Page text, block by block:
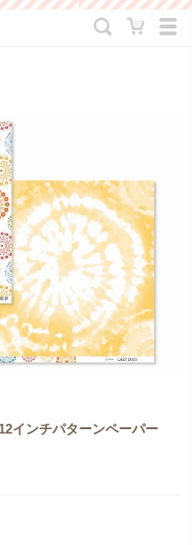
ンチパターンペーパー